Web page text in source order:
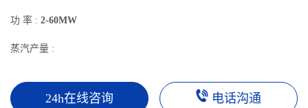
功 率 : 2-60MW
蒸汽产量 :
24h在线咨询 电话沟通